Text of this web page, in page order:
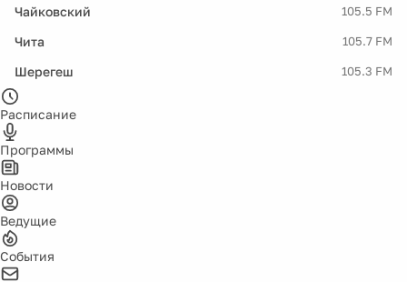
Чайковский 105.5 FM
Чита 105.7 FM
Шерегеш 105.3 FM
Расписание
Программы
Новости
Ведущие
События